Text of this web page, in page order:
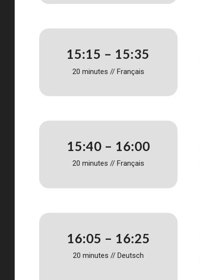
15:15 – 15:35
20 minutes // Français
15:40 – 16:00
20 minutes // Français
16:05 – 16:25
20 minutes // Deutsch